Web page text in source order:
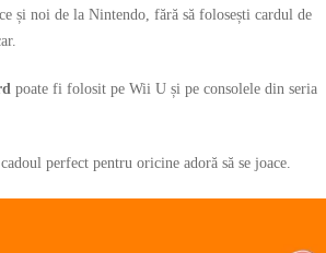
și noi de la Nintendo, fără să folosești cardul de
poate fi folosit pe Wii U și pe consolele din seria
perfect pentru oricine adoră să se joace.